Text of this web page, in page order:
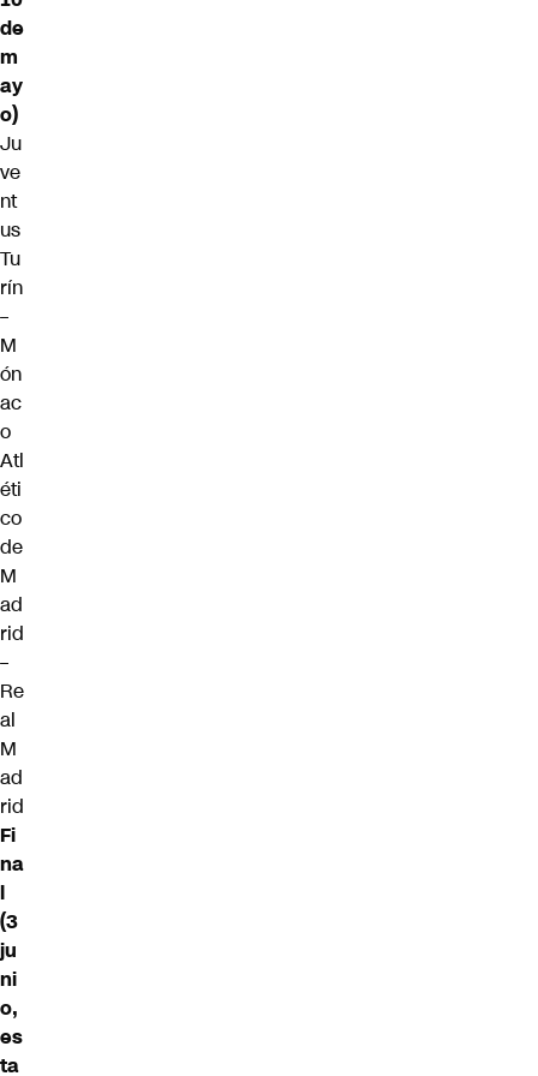
de
m
ay
o)
Ju
ve
nt
us
Tu
rín
–
M
ón
ac
o
Atl
éti
co
de
M
ad
rid
–
Re
al
M
ad
rid
Fi
na
l
(3
ju
ni
o,
es
ta